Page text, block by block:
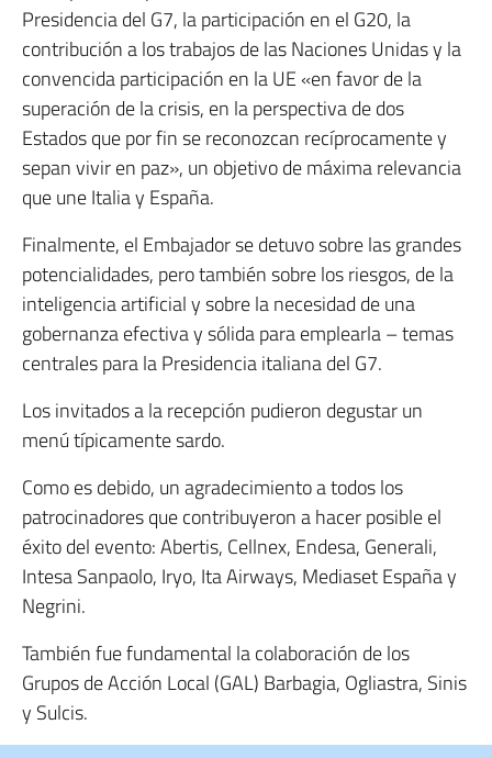
Presidencia del G7, la participación en el G20, la
contribución a los trabajos de las Naciones Unidas y la
convencida participación en la UE «en favor de la
superación de la crisis, en la perspectiva de dos
Estados que por fin se reconozcan recíprocamente y
sepan vivir en paz», un objetivo de máxima relevancia
que une Italia y España.
Finalmente, el Embajador se detuvo sobre las grandes
potencialidades, pero también sobre los riesgos, de la
inteligencia artificial y sobre la necesidad de una
gobernanza efectiva y sólida para emplearla – temas
centrales para la Presidencia italiana del G7.
Los invitados a la recepción pudieron degustar un
menú típicamente sardo.
Como es debido, un agradecimiento a todos los
patrocinadores que contribuyeron a hacer posible el
éxito del evento: Abertis, Cellnex, Endesa, Generali,
Intesa Sanpaolo, Iryo, Ita Airways, Mediaset España y
Negrini.
También fue fundamental la colaboración de los
Grupos de Acción Local (GAL) Barbagia, Ogliastra, Sinis
y Sulcis.